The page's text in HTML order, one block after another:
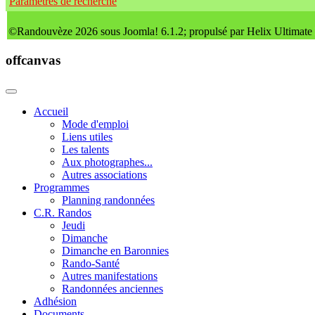
©Randouvèze 2026 sous Joomla! 6.1.2; propulsé par Helix Ultimate
offcanvas
Accueil
Mode d'emploi
Liens utiles
Les talents
Aux photographes...
Autres associations
Programmes
Planning randonnées
C.R. Randos
Jeudi
Dimanche
Dimanche en Baronnies
Rando-Santé
Autres manifestations
Randonnées anciennes
Adhésion